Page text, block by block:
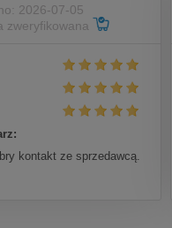
2026-07-05
zweryfikowana
kontakt ze sprzedawcą.